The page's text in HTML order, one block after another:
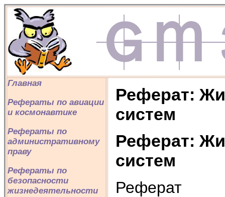
Главная
Рефераты по авиации
и космонавтике
Рефераты по
административному
праву
Рефераты по
безопасности
жизнедеятельности
Реферат:
систем
Реферат:
систем
Реферат